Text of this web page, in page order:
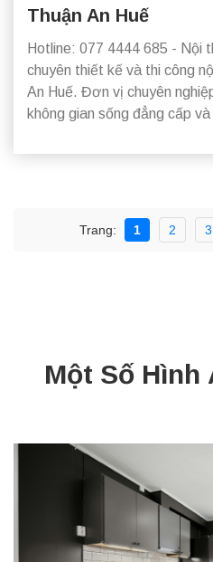
Thuận An Huế
Hotline: 077 4444 685 - Nội
chuyên thiết kế và thi công
An Huế. Đơn vị chuyên
không gian sống đẳng cấp và
Trang: 1 2 3
Một Số Hình